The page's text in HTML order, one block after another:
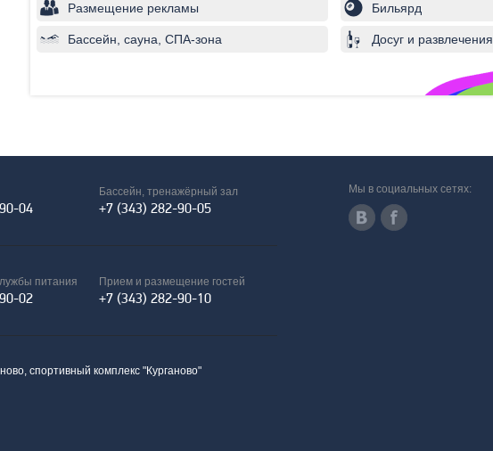
Размещение рекламы
Бассейн, сауна, СПА-зона
Бильярд
Досуг и развлечения
04
Бассейн, тренажёрный зал
+7 (343) 282-90-05
питания
02
Прием и размещение гостей
+7 (343) 282-90-10
спортивный комплекс "Курганово"
Мы в социальных сетях: